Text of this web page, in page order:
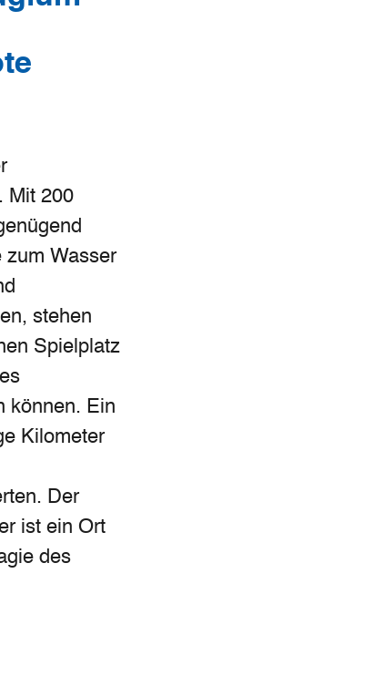
Mit 200
zum Wasser
stehen
Spielplatz
können. Ein
Kilometer
Der
ist ein Ort
des